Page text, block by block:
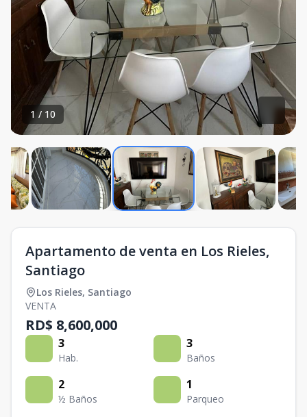
1/ 10
Apartamento de venta en Los Rieles,
Santiago
Los Rieles, Santiago
VENTA
RD$ 8,600,000
3
Hab.
3
Baños
2
½ Baños
1
Parqueo